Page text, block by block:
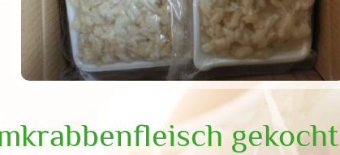
gekocht